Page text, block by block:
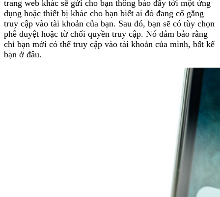
trang web khác sẽ gửi cho bạn thông báo đẩy tới một ứng
dụng hoặc thiết bị khác cho bạn biết ai đó đang cố gắng
truy cập vào tài khoản của bạn. Sau đó, bạn sẽ có tùy chọn
phê duyệt hoặc từ chối quyền truy cập. Nó đảm bảo rằng
chỉ bạn mới có thể truy cập vào tài khoản của mình, bất kể
bạn ở đâu.